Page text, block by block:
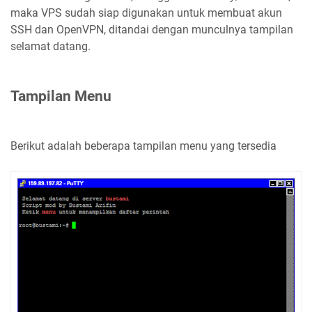
maka VPS sudah siap digunakan untuk membuat akun
SSH dan OpenVPN, ditandai dengan munculnya tampilan
selamat datang.
Tampilan Menu
Berikut adalah beberapa tampilan menu yang tersedia